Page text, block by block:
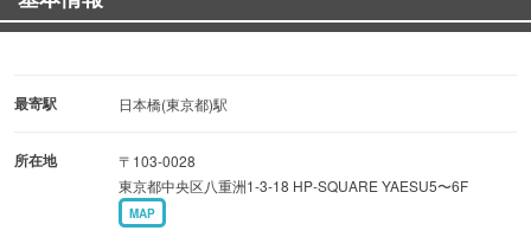
落ち着いた和の個室空間は2名様〜団体様迄♪大人数の宴
東京駅八重洲での飲み会や女子会、合コンやデートなど
最寄駅 日本橋(東京都)駅
所在地
〒103-0028
東京都中央区八重洲1-3-18 HP-SQUARE YAESU5〜6F
MAP